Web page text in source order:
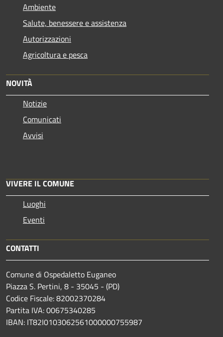
Ambiente
Salute, benessere e assistenza
Autorizzazioni
Agricoltura e pesca
NOVITÀ
Notizie
Comunicati
Avvisi
VIVERE IL COMUNE
Luoghi
Eventi
CONTATTI
Comune di Ospedaletto Euganeo
Piazza S. Pertini, 8 - 35045 - (PD)
Codice Fiscale: 82002370284
Partita IVA: 00675340285
IBAN: IT82I0103062561000000755987